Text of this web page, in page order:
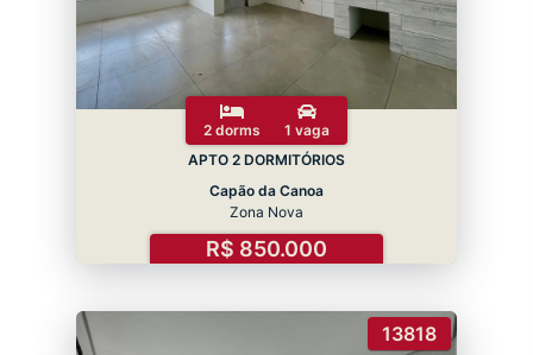
2 dorms
1 vaga
APTO 2 DORMITÓRIOS
Capão da Canoa
Zona Nova
R$ 850.000
13818